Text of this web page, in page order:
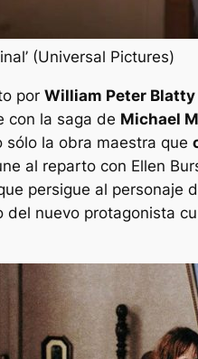
(Universal Pictures)
por William Peter Blatty
con la saga de Michael
sólo la obra maestra que
al reparto con Ellen
persigue al personaje
del nuevo protagonista